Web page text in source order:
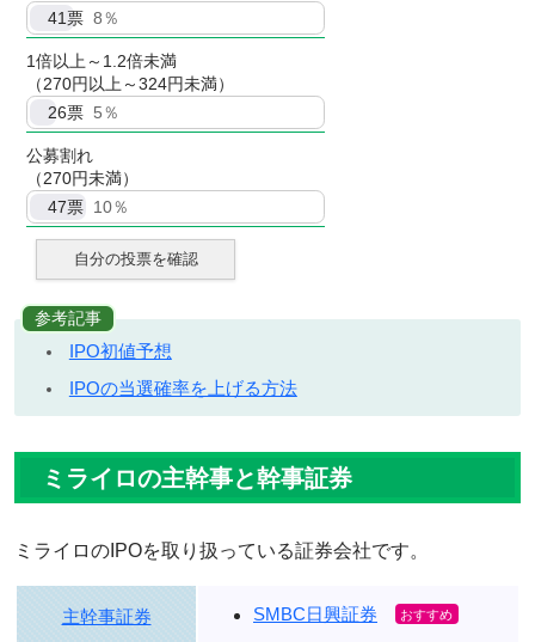
41票 8％
1倍以上～1.2倍未満
（270円以上～324円未満）
26票 5％
公募割れ
（270円未満）
47票 10％
自分の投票を確認
参考記事
IPO初値予想
IPOの当選確率を上げる方法
ミライロの主幹事と幹事証券
ミライロのIPOを取り扱っている証券会社です。
主幹事証券 SMBC日興証券